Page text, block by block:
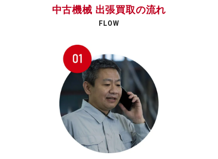
中古機械 出張買取の流れ
FLOW